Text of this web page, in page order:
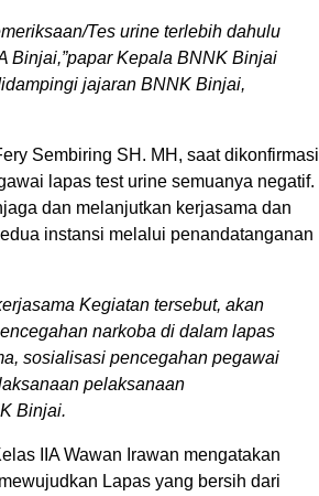
Tes urine terlebih dahulu
Binjai,”papar Kepala BNNK Binjai
jajaran BNNK Binjai,
Sembiring SH. MH, saat dikonfirmasi
lapas test urine semuanya negatif.
dan melanjutkan kerjasama dan
instansi melalui penandatanganan
Kegiatan tersebut, akan
narkoba di dalam lapas
sosialisasi pencegahan pegawai
pelaksanaan
Binjai.
IIA Wawan Irawan mengatakan
Lapas yang bersih dari